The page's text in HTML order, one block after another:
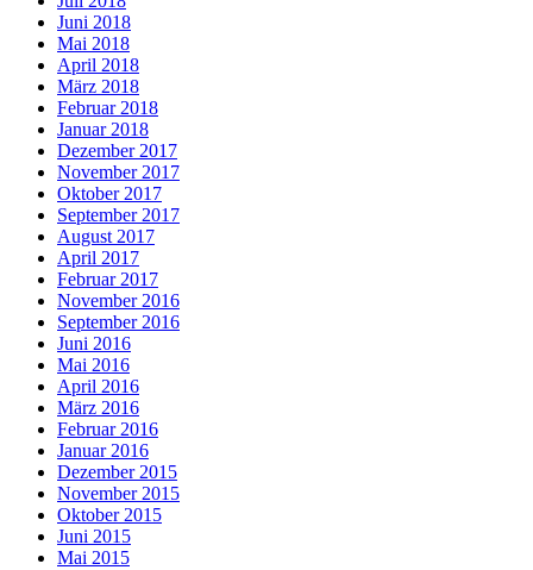
Juni 2018
Mai 2018
April 2018
März 2018
Februar 2018
Januar 2018
Dezember 2017
November 2017
Oktober 2017
September 2017
August 2017
April 2017
Februar 2017
November 2016
September 2016
Juni 2016
Mai 2016
April 2016
März 2016
Februar 2016
Januar 2016
Dezember 2015
November 2015
Oktober 2015
Juni 2015
Mai 2015